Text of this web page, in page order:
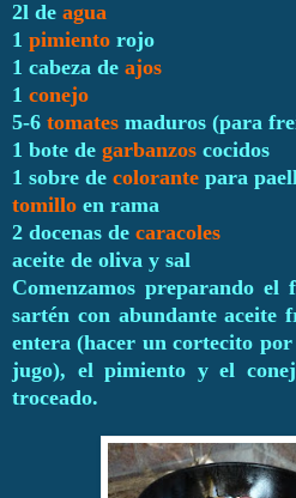
2l de agua
1 pimiento rojo
1 cabeza de ajos
1 conejo
5-6 tomates maduros (para
1 bote de garbanzos cocidos
1 sobre de colorante para
tomillo en rama
2 docenas de caracoles
aceite de oliva y sal
Comenzamos preparando
sartén con abundante aceite
entera (hacer un cortecito
jugo), el pimiento y el
troceado.